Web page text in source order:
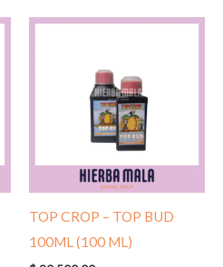
TOP CROP – TOP BUD
100ML (100 ML)